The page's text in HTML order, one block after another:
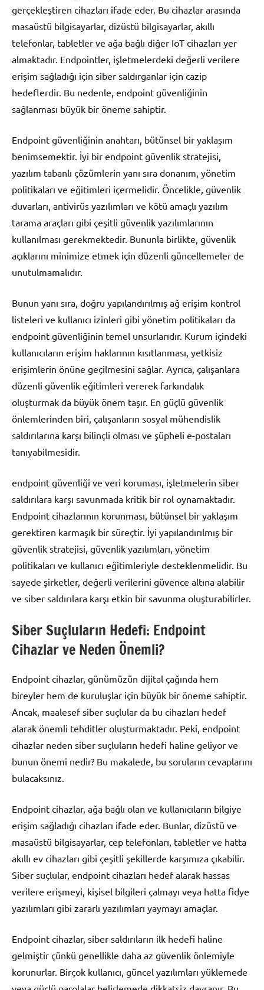
gerçekleştiren cihazları ifade eder. Bu cihazlar arasında
masaüstü bilgisayarlar, dizüstü bilgisayarlar, akıllı
telefonlar, tabletler ve ağa bağlı diğer IoT cihazları yer
almaktadır. Endpointler, işletmelerdeki değerli verilere
erişim sağladığı için siber saldırganlar için cazip
hedeflerdir. Bu nedenle, endpoint güvenliğinin
sağlanması büyük bir öneme sahiptir.
Endpoint güvenliğinin anahtarı, bütünsel bir yaklaşım
benimsemektir. İyi bir endpoint güvenlik stratejisi,
yazılım tabanlı çözümlerin yanı sıra donanım, yönetim
politikaları ve eğitimleri içermelidir. Öncelikle, güvenlik
duvarları, antivirüs yazılımları ve kötü amaçlı yazılım
tarama araçları gibi çeşitli güvenlik yazılımlarının
kullanılması gerekmektedir. Bununla birlikte, güvenlik
açıklarını minimize etmek için düzenli güncellemeler de
unutulmamalıdır.
Bunun yanı sıra, doğru yapılandırılmış ağ erişim kontrol
listeleri ve kullanıcı izinleri gibi yönetim politikaları da
endpoint güvenliğinin temel unsurlarıdır. Kurum içindeki
kullanıcıların erişim haklarının kısıtlanması, yetkisiz
erişimlerin önüne geçilmesini sağlar. Ayrıca, çalışanlara
düzenli güvenlik eğitimleri vererek farkındalık
oluşturmak da büyük önem taşır. En güçlü güvenlik
önlemlerinden biri, çalışanların sosyal mühendislik
saldırılarına karşı bilinçli olması ve şüpheli e-postaları
tanıyabilmesidir.
endpoint güvenliği ve veri koruması, işletmelerin siber
saldırılara karşı savunmada kritik bir rol oynamaktadır.
Endpoint cihazlarının korunması, bütünsel bir yaklaşım
gerektiren karmaşık bir süreçtir. İyi yapılandırılmış bir
güvenlik stratejisi, güvenlik yazılımları, yönetim
politikaları ve kullanıcı eğitimleriyle desteklenmelidir. Bu
sayede şirketler, değerli verilerini güvence altına alabilir
ve siber saldırılara karşı etkin bir savunma oluşturabilirler.
Siber Suçluların Hedefi: Endpoint
Cihazlar ve Neden Önemli?
Endpoint cihazlar, günümüzün dijital çağında hem
bireyler hem de kuruluşlar için büyük bir öneme sahiptir.
Ancak, maalesef siber suçlular da bu cihazları hedef
alarak önemli tehditler oluşturmaktadır. Peki, endpoint
cihazlar neden siber suçluların hedefi haline geliyor ve
bunun önemi nedir? Bu makalede, bu soruların cevaplarını
bulacaksınız.
Endpoint cihazlar, ağa bağlı olan ve kullanıcıların bilgiye
erişim sağladığı cihazları ifade eder. Bunlar, dizüstü ve
masaüstü bilgisayarlar, cep telefonları, tabletler ve hatta
akıllı ev cihazları gibi çeşitli şekillerde karşımıza çıkabilir.
Siber suçlular, endpoint cihazları hedef alarak hassas
verilere erişmeyi, kişisel bilgileri çalmayı veya hatta fidye
yazılımları gibi zararlı yazılımları yaymayı amaçlar.
Endpoint cihazlar, siber saldırıların ilk hedefi haline
gelmiştir çünkü genellikle daha az güvenlik önlemiyle
korunurlar. Birçok kullanıcı, güncel yazılımları yüklemede